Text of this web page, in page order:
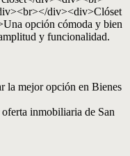
div><div>Clóset
opción cómoda y bien
y funcionalidad.
la mejor opción en Bienes
inmobiliaria de San